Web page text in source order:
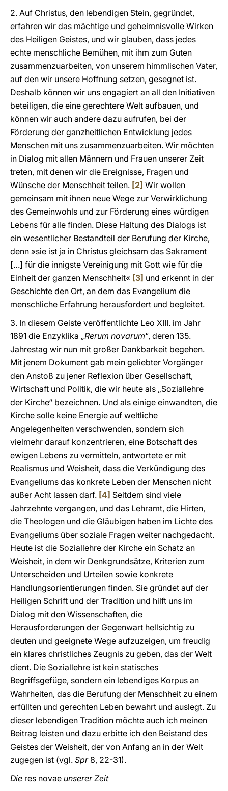
2. Auf Christus, den lebendigen Stein, gegründet,
erfahren wir das mächtige und geheimnisvolle Wirken
des Heiligen Geistes, und wir glauben, dass jedes
echte menschliche Bemühen, mit ihm zum Guten
zusammenzuarbeiten, von unserem himmlischen Vater,
auf den wir unsere Hoffnung setzen, gesegnet ist.
Deshalb können wir uns engagiert an all den Initiativen
beteiligen, die eine gerechtere Welt aufbauen, und
können wir auch andere dazu aufrufen, bei der
Förderung der ganzheitlichen Entwicklung jedes
Menschen mit uns zusammenzuarbeiten. Wir möchten
in Dialog mit allen Männern und Frauen unserer Zeit
treten, mit denen wir die Ereignisse, Fragen und
Wünsche der Menschheit teilen. [2] Wir wollen
gemeinsam mit ihnen neue Wege zur Verwirklichung
des Gemeinwohls und zur Förderung eines würdigen
Lebens für alle finden. Diese Haltung des Dialogs ist
ein wesentlicher Bestandteil der Berufung der Kirche,
denn »sie ist ja in Christus gleichsam das Sakrament
[…] für die innigste Vereinigung mit Gott wie für die
Einheit der ganzen Menschheit« [3] und erkennt in der
Geschichte den Ort, an dem das Evangelium die
menschliche Erfahrung herausfordert und begleitet.
3. In diesem Geiste veröffentlichte Leo XIII. im Jahr
1891 die Enzyklika „Rerum novarum“, deren 135.
Jahrestag wir nun mit großer Dankbarkeit begehen.
Mit jenem Dokument gab mein geliebter Vorgänger
den Anstoß zu jener Reflexion über Gesellschaft,
Wirtschaft und Politik, die wir heute als „Soziallehre
der Kirche“ bezeichnen. Und als einige einwandten, die
Kirche solle keine Energie auf weltliche
Angelegenheiten verschwenden, sondern sich
vielmehr darauf konzentrieren, eine Botschaft des
ewigen Lebens zu vermitteln, antwortete er mit
Realismus und Weisheit, dass die Verkündigung des
Evangeliums das konkrete Leben der Menschen nicht
außer Acht lassen darf. [4] Seitdem sind viele
Jahrzehnte vergangen, und das Lehramt, die Hirten,
die Theologen und die Gläubigen haben im Lichte des
Evangeliums über soziale Fragen weiter nachgedacht.
Heute ist die Soziallehre der Kirche ein Schatz an
Weisheit, in dem wir Denkgrundsätze, Kriterien zum
Unterscheiden und Urteilen sowie konkrete
Handlungsorientierungen finden. Sie gründet auf der
Heiligen Schrift und der Tradition und hilft uns im
Dialog mit den Wissenschaften, die
Herausforderungen der Gegenwart hellsichtig zu
deuten und geeignete Wege aufzuzeigen, um freudig
ein klares christliches Zeugnis zu geben, das der Welt
dient. Die Soziallehre ist kein statisches
Begriffsgefüge, sondern ein lebendiges Korpus an
Wahrheiten, das die Berufung der Menschheit zu einem
erfüllten und gerechten Leben bewahrt und auslegt. Zu
dieser lebendigen Tradition möchte auch ich meinen
Beitrag leisten und dazu erbitte ich den Beistand des
Geistes der Weisheit, der von Anfang an in der Welt
zugegen ist (vgl. Spr8, 22-31).
Die res novae unserer Zeit